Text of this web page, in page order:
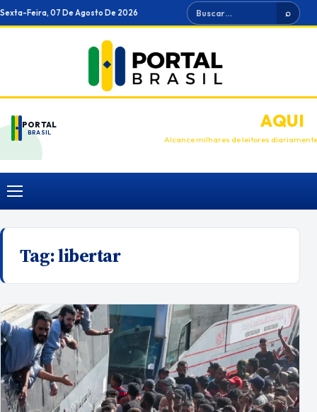
Ir
para
Sexta-Feira, 07 De Agosto De 2026 Buscar ⌕
PORTAL
BRASIL
ANUNCIEAQUI
Alcance milhares de leitores diariamente
Menu
Tag:libertar